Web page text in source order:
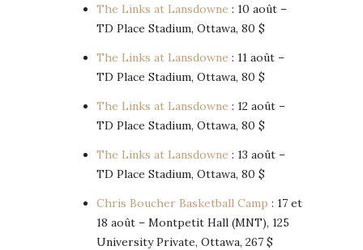
The Links at Lansdowne : 10 août –
TD Place Stadium, Ottawa, 80 $
The Links at Lansdowne : 11 août –
TD Place Stadium, Ottawa, 80 $
The Links at Lansdowne : 12 août –
TD Place Stadium, Ottawa, 80 $
The Links at Lansdowne : 13 août –
TD Place Stadium, Ottawa, 80 $
Chris Boucher Basketball Camp : 17 et
18 août – Montpetit Hall (MNT), 125
University Private, Ottawa, 267 $